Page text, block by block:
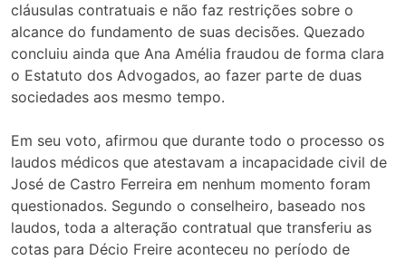
cláusulas contratuais e não faz restrições sobre o
alcance do fundamento de suas decisões. Quezado
concluiu ainda que Ana Amélia fraudou de forma clara
o Estatuto dos Advogados, ao fazer parte de duas
sociedades aos mesmo tempo.
Em seu voto, afirmou que durante todo o processo os
laudos médicos que atestavam a incapacidade civil de
José de Castro Ferreira em nenhum momento foram
questionados. Segundo o conselheiro, baseado nos
laudos, toda a alteração contratual que transferiu as
cotas para Décio Freire aconteceu no período de